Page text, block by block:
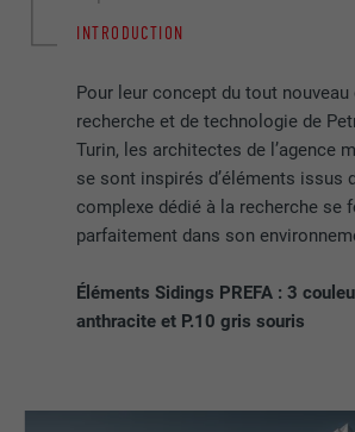
INTRODUCTION
Pour leur concept du tout nouveau
recherche et de technologie de
Turin, les architectes de l’agence
se sont inspirés d’éléments issus
complexe dédié à la recherche se
parfaitement dans son
Éléments Sidings PREFA : 3
anthracite et P.10 gris souris